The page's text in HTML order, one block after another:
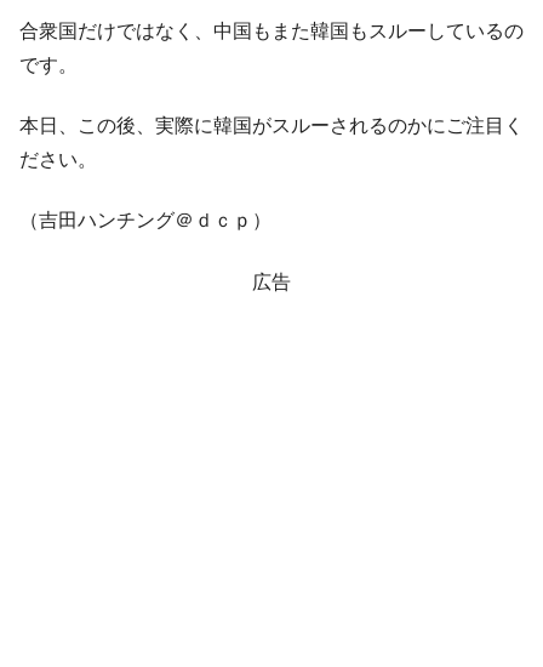
合衆国だけではなく、中国もまた韓国もスルーしているの
です。
本日、この後、実際に韓国がスルーされるのかにご注目く
ださい。
（吉田ハンチング＠ｄｃｐ）
広告